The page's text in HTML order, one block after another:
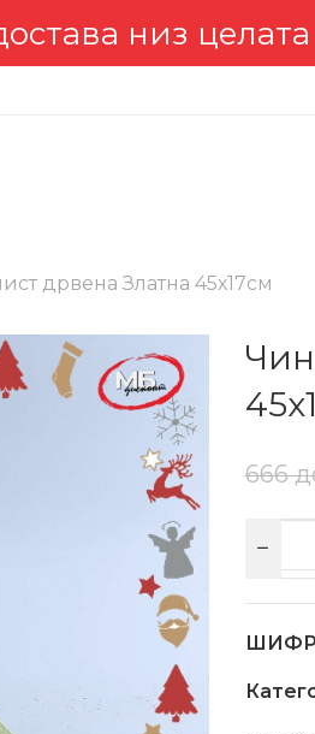
низ целата
дрвена Златна 45х17см
666